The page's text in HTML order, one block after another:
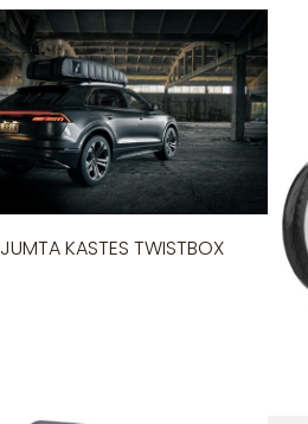
JUMTA KASTES TWISTBOX